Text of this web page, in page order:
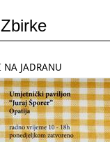
NA JADRANU